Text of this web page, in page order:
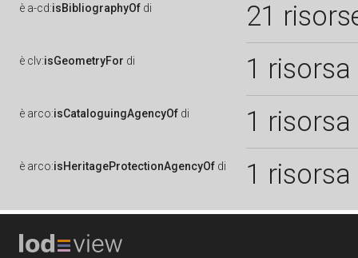
è a-cd:isBibliographyOf di 21
è clv:isGeometryFor di 1 risorsa
è arco:isCataloguingAgencyOf di 1 risorsa
è arco:isHeritageProtectionAgencyOf di 1 risorsa